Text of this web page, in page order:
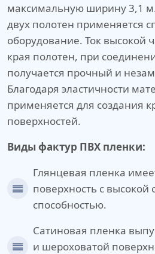
максимальную ширину 3,1
двух полотен применяется
оборудование. Ток высокой
края полотен, при
получается прочный и
Благодаря эластичности
применяется для создания
поверхностей.
Виды фактур ПВХ пленки:
Глянцевая пленка
поверхность с
способностью.
Сатиновая пленка
и шероховатой